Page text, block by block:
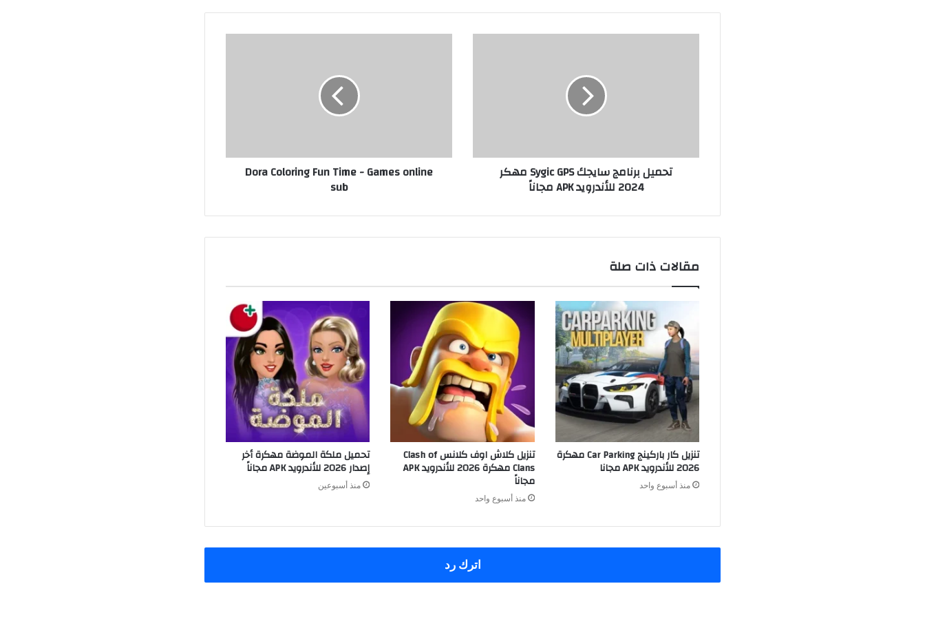
تحميل برنامج سايجك Sygic GPS مهكر
2024 للأندرويد APK مجاناً
Dora Coloring Fun Time - Games online
sub
مقالات ذات صلة
تنزيل كار باركينج Car Parking مهكرة
2026 للأندرويد APK مجانا
منذ أسبوع واحد
تنزيل كلاش اوف كلانس Clash of
Clans مهكرة 2026 للأندرويد APK
مجاناً
منذ أسبوع واحد
تحميل ملكة الموضة مهكرة أخر
إصدار 2026 للأندرويد APK مجاناً
منذ أسبوعين
اترك رد